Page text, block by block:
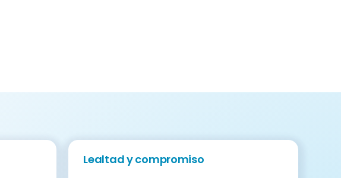
Lealtad y compromiso